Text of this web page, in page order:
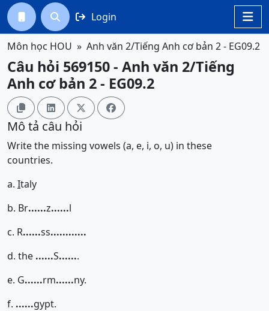

  Login
Môn học HOU Anh văn 2/Tiếng Anh cơ bản 2 - EG09.2
Câu hỏi 569150 - Anh văn 2/Tiếng
Anh cơ bản 2 - EG09.2
   
Mô tả câu hỏi
Write the missing vowels (a, e, i, o, u) in these
countries.
a. Italy
b. Br......z......l
c. R......ss............
d. the ......S.......
e. G......rm......ny.
f. ......gypt.